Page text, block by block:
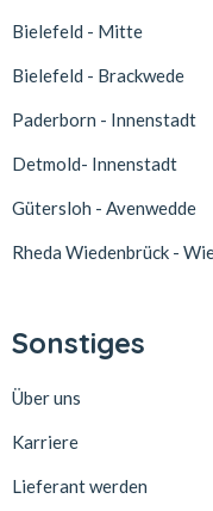
Bielefeld - Mitte
Bielefeld - Brackwede
Paderborn - Innenstadt
Detmold- Innenstadt
Gütersloh - Avenwedde
Rheda Wiedenbrück -
Sonstiges
Über uns
Karriere
Lieferant werden